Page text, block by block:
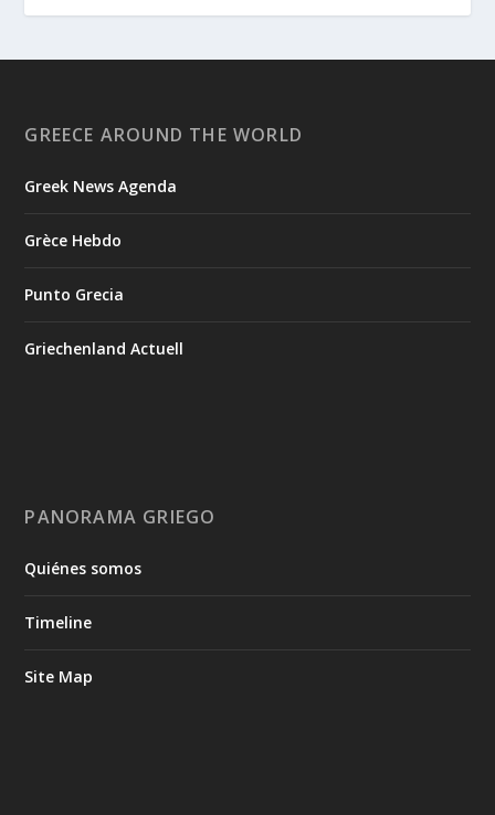
GREECE AROUND THE WORLD
Greek News Agenda
Grèce Hebdo
Punto Grecia
Griechenland Actuell
PANORAMA GRIEGO
Quiénes somos
Timeline
Site Map